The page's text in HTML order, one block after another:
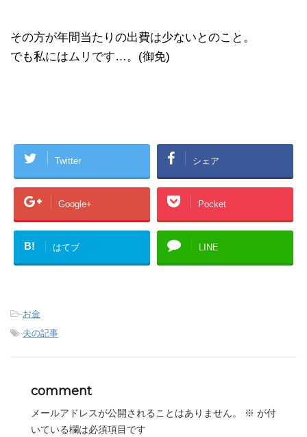
その方が年間当たりの出費は少ないとのこと。
でも私にはムリです…。(御免)
Twitter シェア
Google+ Pocket
B! はてブ LINE
-お金
-夫の記事
comment
メールアドレスが公開されることはありません。 ※ が付
いている欄は必須項目です